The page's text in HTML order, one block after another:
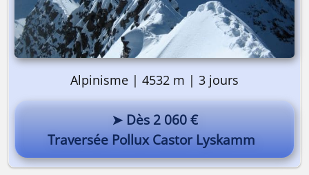
Alpinisme | 4532 m | 3 jours
➤ Dès 2 060 €
Traversée Pollux Castor Lyskamm